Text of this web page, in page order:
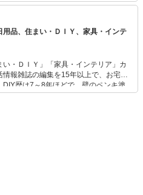
まで様々なジャンルで活動中。 趣味は
ぶ満足度の高い公園探し。
用品、住まい・ＤＩＹ、家具・インテ
い・ＤＩＹ」「家具・インテリア」カ
情報雑誌の編集を15年以上で、お宅訪
DIY歴は7～8年ほどで、壁のペンキ塗
どもチャレンジ済み。初心者でもモノ